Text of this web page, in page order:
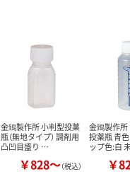
金鵄製作所 小判型投薬
瓶（無地タイプ） 調剤用
凸凹目盛り …
￥828～（税込）
金鵄製作
投薬瓶 青
ップ色:白
￥